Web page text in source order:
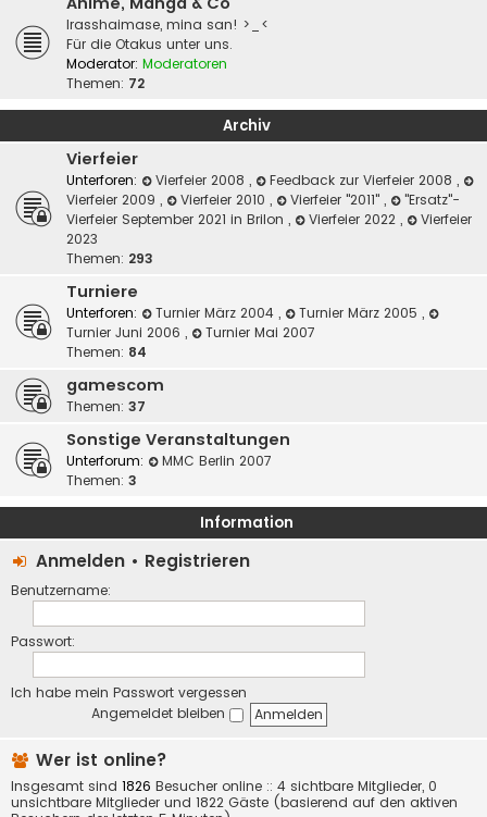
Irasshaimase, mina san! >_<
Für die Otakus unter uns.
Moderator: Moderatoren
Themen: 72
Archiv
Vierfeier
Unterforen: Vierfeier 2008 , Feedback zur Vierfeier 2008 ,
Vierfeier 2009 , Vierfeier 2010 , Vierfeier "2011" ,
"Ersatz"-
Vierfeier September 2021 in Brilon , Vierfeier 2022 ,
Vierfeier
2023
Themen: 293
Turniere
Unterforen: Turnier März 2004 , Turnier März 2005 ,
Turnier Juni 2006 ,
Turnier Mai 2007
Themen: 84
gamescom
Themen: 37
Sonstige Veranstaltungen
Unterforum:
MMC Berlin 2007
Themen: 3
Information
Anmelden • Registrieren
Benutzername:
Passwort:
Ich habe mein Passwort vergessen
Angemeldet bleiben
Wer ist online?
Insgesamt sind 1826 Besucher online :: 4 sichtbare Mitglieder, 0
unsichtbare Mitglieder und 1822 Gäste (basierend auf den aktiven